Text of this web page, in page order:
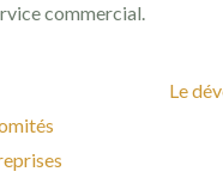
commercial.
Le